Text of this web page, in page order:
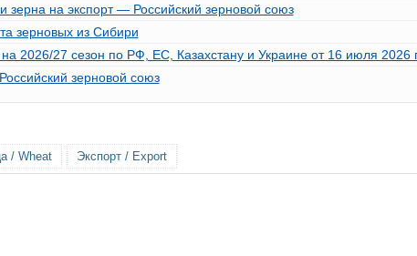
зерна на экспорт — Российский зерновой союз
зерновых из Сибири
2026/27 сезон по РФ, ЕС, Казахстану и Украине от 16 июля 2026
зерновой союз
/ Wheat Экспорт / Export